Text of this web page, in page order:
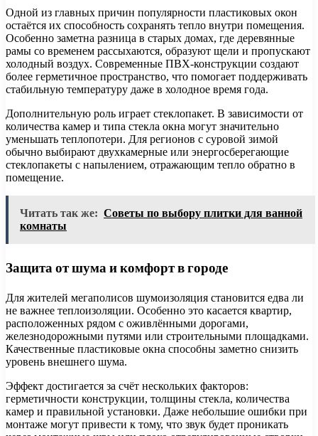
Одной из главных причин популярности пластиковых окон
остаётся их способность сохранять тепло внутри помещения.
Особенно заметна разница в старых домах, где деревянные
рамы со временем рассыхаются, образуют щели и пропускают
холодный воздух. Современные ПВХ-конструкции создают
более герметичное пространство, что помогает поддерживать
стабильную температуру даже в холодное время года.
Дополнительную роль играет стеклопакет. В зависимости от
количества камер и типа стекла окна могут значительно
уменьшать теплопотери. Для регионов с суровой зимой
обычно выбирают двухкамерные или энергосберегающие
стеклопакеты с напылением, отражающим тепло обратно в
помещение.
Читать так же: Советы по выбору плитки для ванной
комнаты
Защита от шума и комфорт в городе
Для жителей мегаполисов шумоизоляция становится едва ли
не важнее теплоизоляции. Особенно это касается квартир,
расположенных рядом с оживлёнными дорогами,
железнодорожными путями или строительными площадками.
Качественные пластиковые окна способны заметно снизить
уровень внешнего шума.
Эффект достигается за счёт нескольких факторов:
герметичности конструкции, толщины стекла, количества
камер и правильной установки. Даже небольшие ошибки при
монтаже могут привести к тому, что звук будет проникать